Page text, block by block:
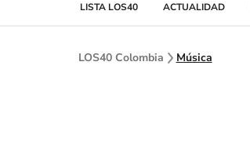
LISTA LOS40 ACTUALIDAD
LOS40 Colombia Música